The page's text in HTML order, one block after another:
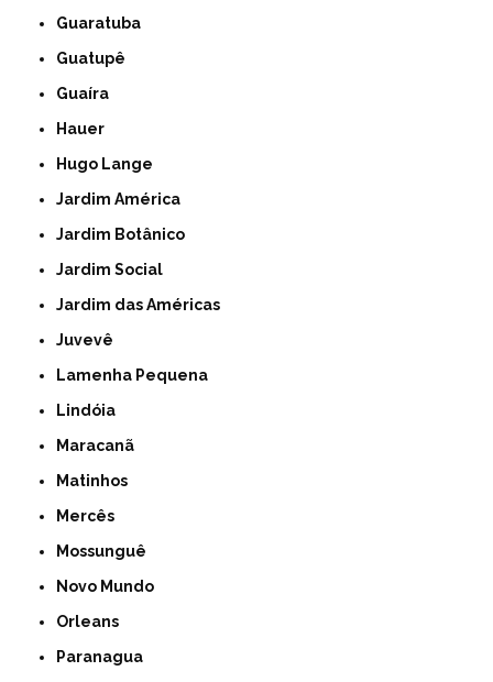
Guaratuba
Guatupê
Guaíra
Hauer
Hugo Lange
Jardim América
Jardim Botânico
Jardim Social
Jardim das Américas
Juvevê
Lamenha Pequena
Lindóia
Maracanã
Matinhos
Mercês
Mossunguê
Novo Mundo
Orleans
Paranagua